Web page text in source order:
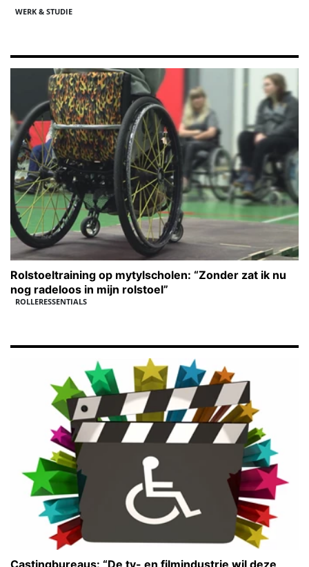
WERK & STUDIE
Rolstoeltraining op mytylscholen: “Zonder zat ik nu
nog radeloos in mijn rolstoel”
ROLLERESSENTIALS